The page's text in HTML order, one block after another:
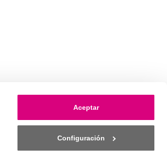
Aceptar
Configuración